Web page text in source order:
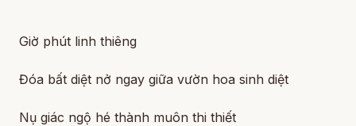
Giờ phút linh thiêng
Đóa bất diệt nở ngay giữa vườn hoa sinh diệt
Nụ giác ngộ hé thành muôn thi thiết